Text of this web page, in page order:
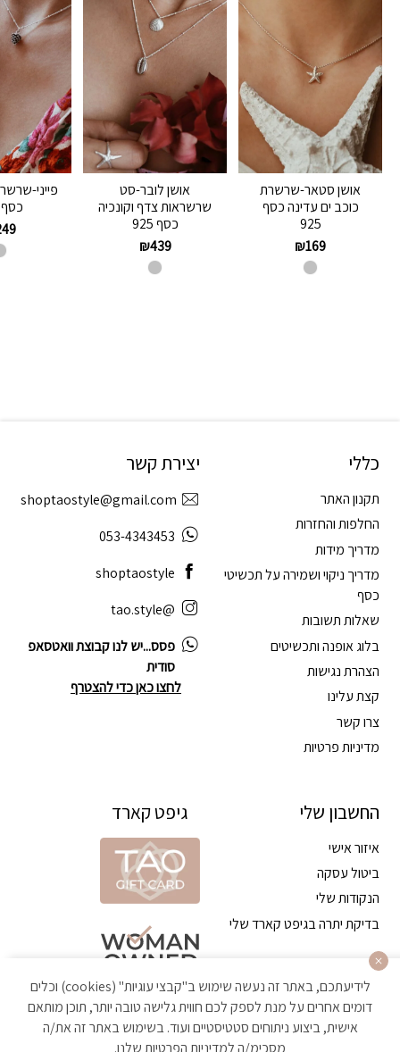
אושן סטאר-שרשרת
כוכב ים עדינה כסף
925
₪169
אושן לובר-סט
שרשראות צדף וקונכיה
כסף 925
₪439
פייני-
כסף
כללי
תקנון האתר
החלפות והחזרות
מדריך מידות
מדריך ניקוי ושמירה על תכשיטי
כסף
שאלות תשובות
בלוג אופנה ותכשיטים
הצהרת נגישות
קצת עלינו
צרו קשר
מדיניות פרטיות
החשבון שלי
איזור אישי
ביטול עסקה
הנקודות שלי
בדיקת יתרה בגיפט קארד שלי
יצירת קשר
shoptaostyle@gmail.com
053-4343453
shoptaostyle
@tao.style
פסס...יש לנו קבוצת וואטסאפ
סודית
לחצו כאן כדי להצטרף
גיפט קארד
לידיעתכם, באתר זה נעשה שימוש ב"קבצי עוגיות" (cookies) וכלים
דומים אחרים על מנת לספק לכם חווית גלישה טובה יותר, תוכן מותאם
אישית, ביצוע ניתוחים סטטיסטיים ועוד. בשימוש באתר זה את/ה